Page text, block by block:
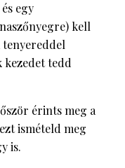
egy
kell
tenyereddel
kezedet tedd
érints meg a
ismételd meg
is.